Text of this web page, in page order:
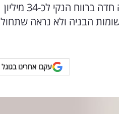
חברת הנדל"ן מסכמת את הרבעון השני עם זינוק במכירות, הכפלה בהכנסות ועלייה חדה ברווח הנקי לכ-34 מיליון
הבניה ולא נראה שתחול
עקבו אחרינו בגוגל